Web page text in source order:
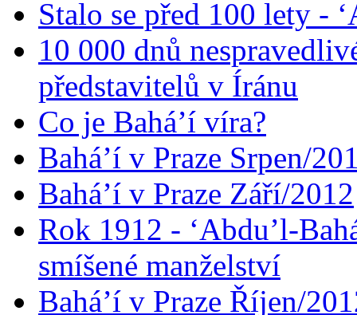
Stalo se před 100 lety -
10 000 dnů
představitelů v Íránu
Co je Bahá’í víra?
Bahá’í v Praze Srpen/
Bahá’í v Praze Září/2012
Rok 1912 - ‘Abdu’l-
smíšené manželství
Bahá’í v Praze Říjen/